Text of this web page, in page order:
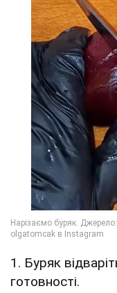
1. Буряк
готовності.